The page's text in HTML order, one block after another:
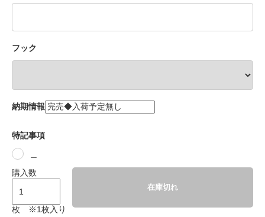
フック
納期情報
特記事項
購入数
枚 ※1枚入り
在庫切れ